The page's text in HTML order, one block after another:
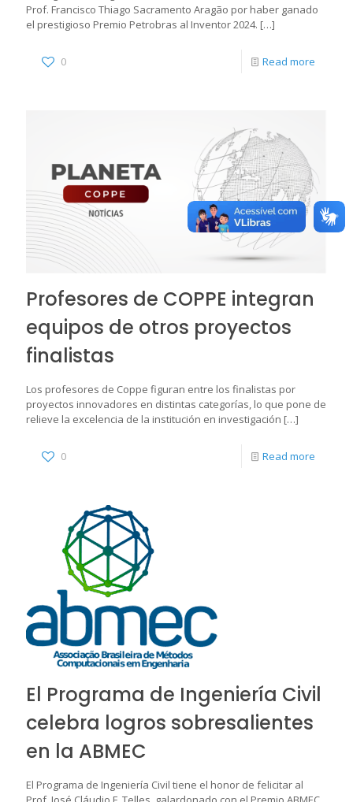
Prof. Francisco Thiago Sacramento Aragão por haber ganado
el prestigioso Premio Petrobras al Inventor 2024. […]
0 Read more
Profesores de COPPE integran
equipos de otros proyectos
finalistas
Los profesores de Coppe figuran entre los finalistas por
proyectos innovadores en distintas categorías, lo que pone de
relieve la excelencia de la institución en investigación […]
0 Read more
El Programa de Ingeniería Civil
celebra logros sobresalientes
en la ABMEC
El Programa de Ingeniería Civil tiene el honor de felicitar al